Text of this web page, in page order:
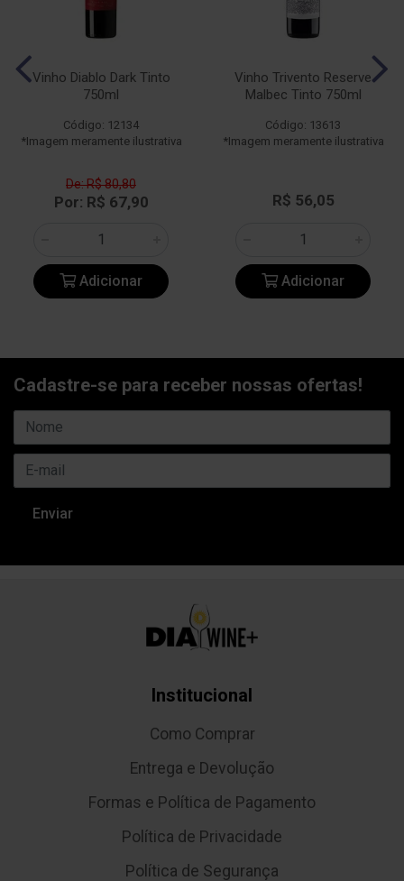
Vinho Diablo Dark Tinto
750ml
Código: 12134
*Imagem meramente ilustrativa
De: R$ 80,80
Por: R$ 67,90
Adicionar
Vinho Trivento Reserve
Malbec Tinto 750ml
Código: 13613
*Imagem meramente ilustrativa
R$ 56,05
Adicionar
Cadastre-se para receber nossas ofertas!
Institucional
Como Comprar
Entrega e Devolução
Formas e Política de Pagamento
Política de Privacidade
Política de Segurança